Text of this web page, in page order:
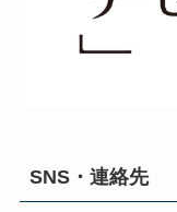
SNS・連絡先